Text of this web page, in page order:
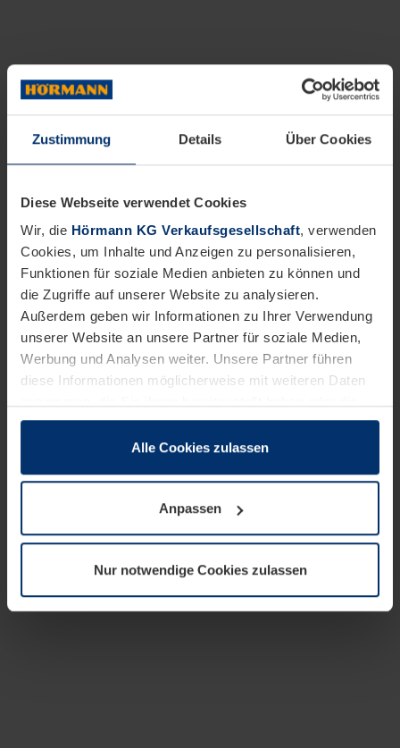
Zustimmung Details Über Cookies
Diese Webseite verwendet Cookies
Wir, die Hörmann KG Verkaufsgesellschaft, verwenden
Cookies, um Inhalte und Anzeigen zu personalisieren,
Funktionen für soziale Medien anbieten zu können und
die Zugriffe auf unserer Website zu analysieren.
Außerdem geben wir Informationen zu Ihrer Verwendung
unserer Website an unsere Partner für soziale Medien,
Werbung und Analysen weiter. Unsere Partner führen
diese Informationen möglicherweise mit weiteren Daten
sie im Rahmen Ihrer Nutzung der Dienste gesammelt
wenn diese für den Betrieb dieser Seite unbedingt
notwendig sind. Für alle anderen Cookie-Typen benötigen
wir Ihre Erlaubnis. Ihre Einwilligung können Sie jederzeit
Datenschutzerklärungunserer Website ändern oder
widerrufen.
Alle Cookies zulassen
Anpassen
Nur notwendige Cookies zulassen